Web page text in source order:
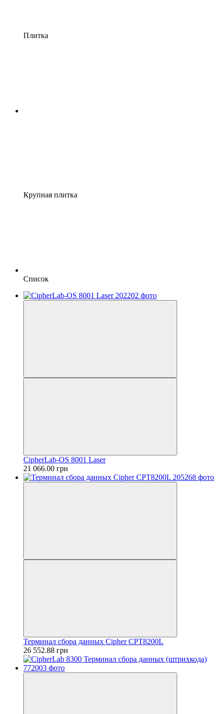
Плитка
Крупная плитка
Список
CipherLab-OS 8001 Laser
21 066.00 грн
Терминал сбора данных Cipher СРТ8200L
26 552.88 грн